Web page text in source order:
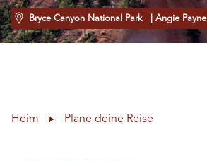
Bryce Canyon National Park | Angie Payne
Heim Plane deine Reise